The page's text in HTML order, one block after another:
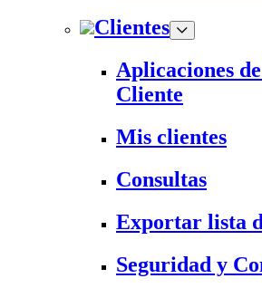
Clientes
Aplicaciones
Cliente
Mis clientes
Consultas
Exportar lista
Seguridad y